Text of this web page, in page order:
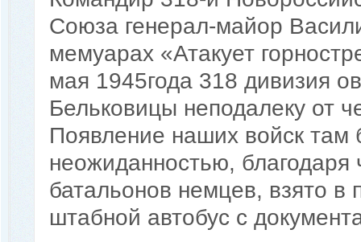
Союза генерал-майор
мемуарах «Атакует
мая 1945года 318 дивизия
Бельковицы неподалеку от
Появление наших войск там
неожиданностью, благодаря
батальонов немцев, взято в
штабной автобус с